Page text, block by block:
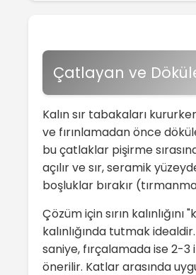
Çatlayan ve
Kalın sır tabakaları
ve fırınlamadan önce
bu çatlaklar pişirme
açılır ve sır, seramik
boşluklar bırakır
Çözüm için sırın kalınlığını
kalınlığında tutmak
saniye, fırçalamada ise 2-3
önerilir. Katlar arasında